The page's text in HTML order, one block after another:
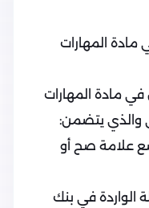
مادة المهارات
مادة المهارات
والذي يتضمن:
علامة صح أو
الواردة في بنك